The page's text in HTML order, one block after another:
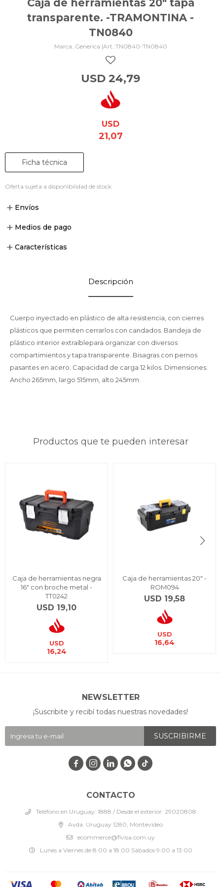
Caja de herramientas 20" tapa
transparente. -TRAMONTINA -
TN0840
Generica | TN0840-TN0840
USD 24,79
USD
21,07
Ficha técnica
Oferta sujeta a disponibilidad de stock.
Envíos
Medios de pago
Características
Descripción
Cuerpo inyectado en plástico de alta resistencia, con cierres
plásticos que permiten cerrarlos con candados. Bandeja de
plástico interior extraíblepara organizar con diversos
compartimientos y tapa transparente. Bisagras con pernos
pasantes en acero. Capacidad de carga 12 kilos. Dimensiones:
Ancho 265mm, largo 515mm, alto 245mm.
Productos que te pueden interesar
Caja de herramientas negra
16" con broche metal -
TT0242
USD 19,10
USD
16,24
Caja de herramientas 20" -
ROM094
USD 19,58
USD
16,64
CONTACTO
Teléfono en Uruguay: 1888 / Desde el exterior: 29020808
Avda. Uruguay 1280, Montevideo
ecommerce@fivisa.com.uy
Lunes a Viernes de 8:00 a 18:00 Sábados 9:00 a 13:00
NEWSLETTER
¡Suscribite y recibí todas nuestras novedades!
SUSCRIBIRME
   